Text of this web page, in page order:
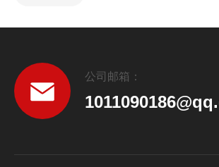
公司邮箱：